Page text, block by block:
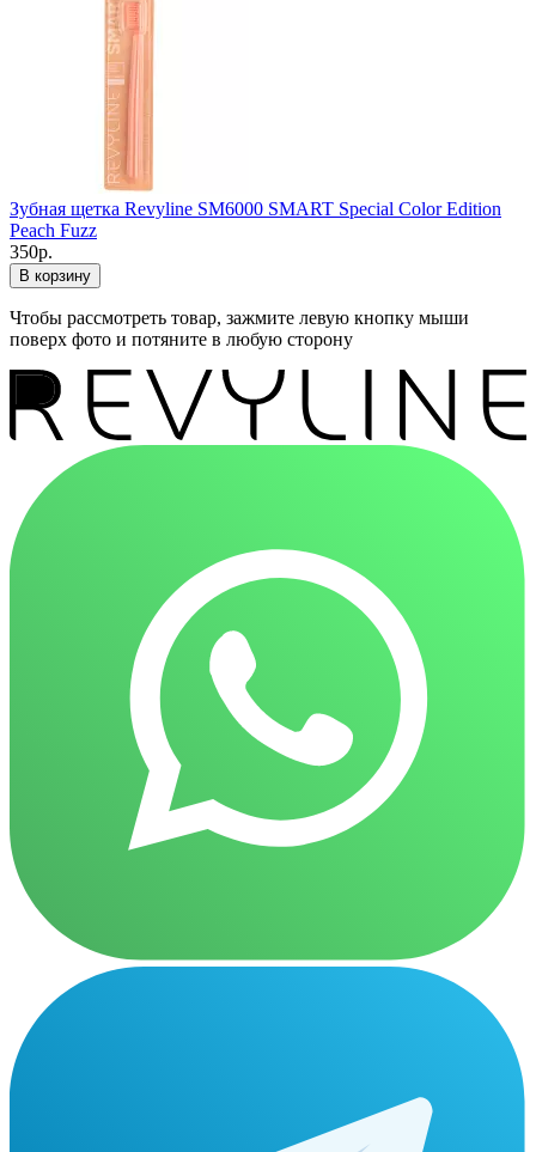
Зубная щетка Revyline SM6000 SMART Special Color Edition
Peach Fuzz
350р.
В корзину
Чтобы рассмотреть товар, зажмите левую кнопку мыши
поверх фото и потяните в любую сторону